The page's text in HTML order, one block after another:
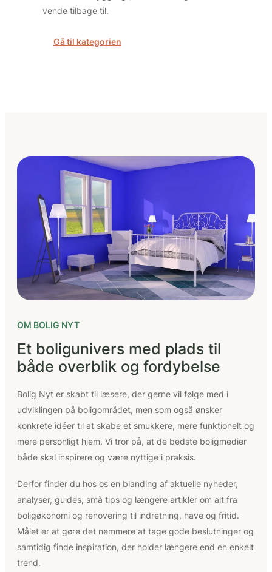
vende tilbage til.
Gå til kategorien
OM BOLIG NYT
Et boligunivers med plads til
både overblik og fordybelse
Bolig Nyt er skabt til læsere, der gerne vil følge med i
udviklingen på boligområdet, men som også ønsker
konkrete idéer til at skabe et smukkere, mere funktionelt og
mere personligt hjem. Vi tror på, at de bedste boligmedier
både skal inspirere og være nyttige i praksis.
Derfor finder du hos os en blanding af aktuelle nyheder,
analyser, guides, små tips og længere artikler om alt fra
boligøkonomi og renovering til indretning, have og fritid.
Målet er at gøre det nemmere at tage gode beslutninger og
samtidig finde inspiration, der holder længere end en enkelt
trend.